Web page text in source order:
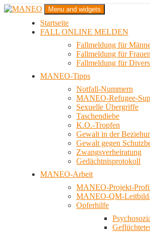
Zum
MANEO
Das schwule Anti-Gewalt-Projekt in Berlin
Menu and widgets
Startseite
FALL ONLINE MELDEN
Fallmeldung für
Fallmeldung für Frauen
Fallmeldung für
MANEO-Tipps
Notfall-Nummern
MANEO-Refugee-
Sexuelle Übergriffe
Taschendiebe
K.O.-Tropfen
Gewalt in der
Gewalt gegen
Zwangsverheiratung
Gedächtnisprotokoll
MANEO-Arbeit
MANEO-Projekt-
MANEO-QM-
Opferhilfe